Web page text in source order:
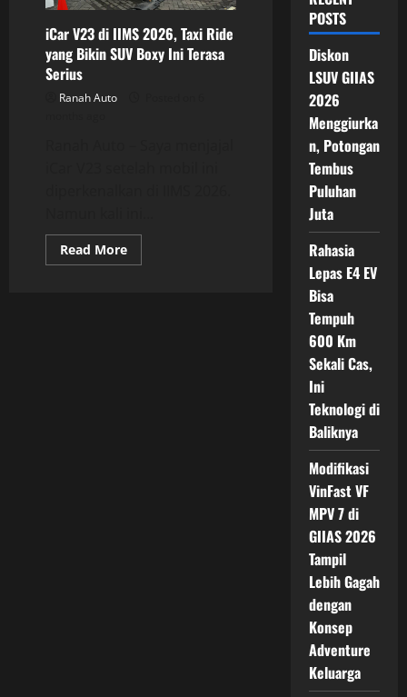
iCar V23 di IIMS 2026, Taxi Ride
yang Bikin SUV Boxy Ini Terasa
Serius
Ranah Auto
Read MoreRead
more
POSTS
Diskon
LSUV GIIAS
2026
Menggiurka
n, Potongan
Tembus
Puluhan
Juta
Rahasia
Lepas E4 EV
Bisa
Tempuh
600 Km
Sekali Cas,
Ini
Teknologi di
Baliknya
Modifikasi
VinFast VF
MPV 7 di
GIIAS 2026
Tampil
Lebih Gagah
dengan
Konsep
Adventure
Keluarga